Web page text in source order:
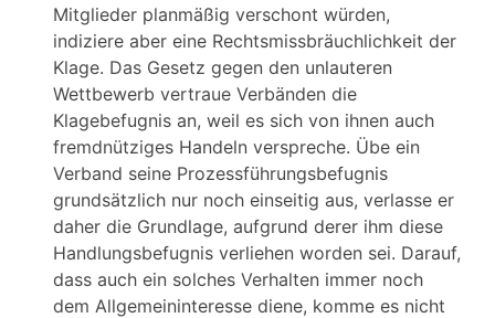
Mitglieder planmäßig verschont würden,
indiziere aber eine Rechtsmissbräuchlichkeit der
Klage. Das Gesetz gegen den unlauteren
Wettbewerb vertraue Verbänden die
Klagebefugnis an, weil es sich von ihnen auch
fremdnütziges Handeln verspreche. Übe ein
Verband seine Prozessführungsbefugnis
grundsätzlich nur noch einseitig aus, verlasse er
daher die Grundlage, aufgrund derer ihm diese
Handlungsbefugnis verliehen worden sei. Darauf,
dass auch ein solches Verhalten immer noch
dem Allgemeininteresse diene, komme es nicht